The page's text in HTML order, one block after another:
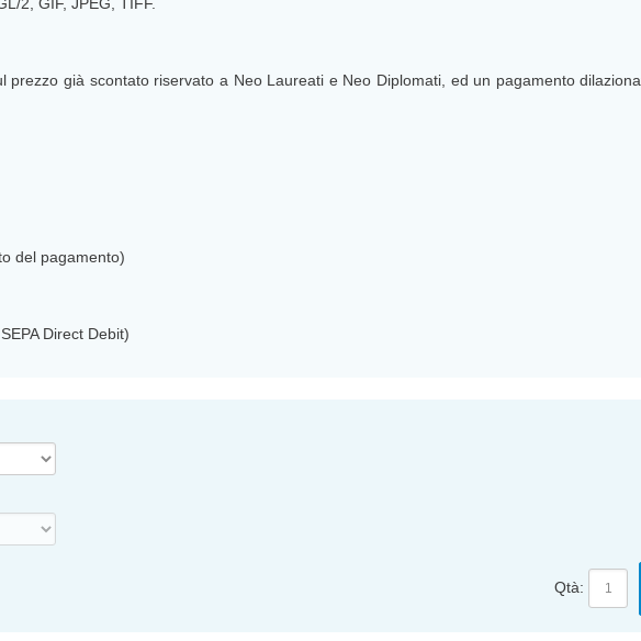
2, GIF, JPEG, TIFF.
prezzo già scontato riservato a Neo Laureati e Neo Diplomati, ed un pagamento
del pagamento)
Direct Debit)
Qtà: